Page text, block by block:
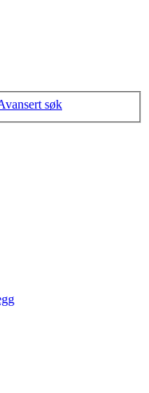
søk